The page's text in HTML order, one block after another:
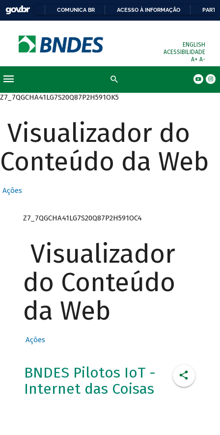
COMUNICA BR ACESSO À INFORMAÇÃO
ENGLISH
ACESSIBILIDADE
A+ A-
Z7_7QGCHA41LG7S20Q87P2H591OK5
Visualizador do
Conteúdo da Web
Ações
Z7_7QGCHA41LG7S20Q87P2H591OC4
Visualizador
do Conteúdo
da Web
Ações
BNDES Pilotos IoT -
Internet das Coisas